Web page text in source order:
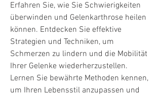
Erfahren Sie, wie Sie Schwierigkeiten
überwinden und Gelenkarthrose heilen
können. Entdecken Sie effektive
Strategien und Techniken, um
Schmerzen zu lindern und die Mobilität
Ihrer Gelenke wiederherzustellen.
Lernen Sie bewährte Methoden kennen,
um Ihren Lebensstil anzupassen und